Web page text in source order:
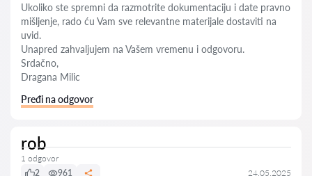
Ukoliko ste spremni da razmotrite dokumentaciju i date pravno
mišljenje, rado ću Vam sve relevantne materijale dostaviti na
uvid.
Unapred zahvaljujem na Vašem vremenu i odgovoru.
Srdačno,
Dragana Milic
Pređi na odgovor
rob
1 odgovor
2
961 24.05.2025